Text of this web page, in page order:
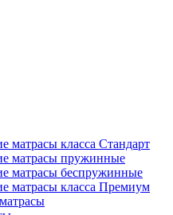
матрасы класса Стандарт
матрасы пружинные
матрасы беспружинные
матрасы класса Премиум